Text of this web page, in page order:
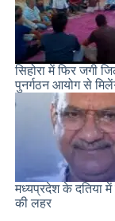
सिहोरा में फिर जगी
पुनर्गठन आयोग से
मध्यप्रदेश के दतिया
की लहर